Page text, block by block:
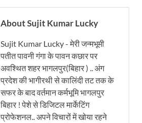
About Sujit Kumar Lucky
Sujit Kumar Lucky - मेरी जन्मभूमी
पतीत पावनी गंगा के पावन कछार पर
अवश्थित शहर भागलपुर(बिहार ) .. अंग
प्रदेश की भागीरथी से कालिंदी तट तक के
सफर के बाद वर्तमान कर्मभूमि भागलपुर
बिहार ! पेशे से डिजिटल मार्केटिंग
प्रोफेशनल.. अपने विचारों में खोया रहने